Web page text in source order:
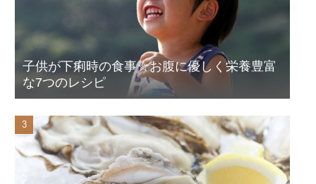
子供が下痢時の食事☆お腹に優しく栄養豊富
な7つのレシピ